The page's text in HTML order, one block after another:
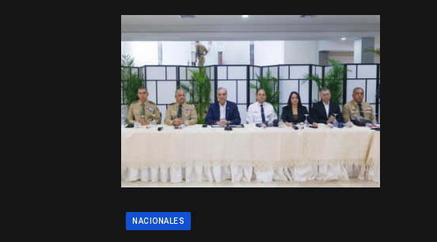
NACIONALES